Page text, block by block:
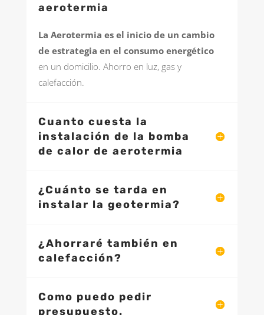
aerotermia
La Aerotermia es el inicio de un cambio
de estrategia en el consumo energético
en un domicilio. Ahorro en luz, gas y
calefacción.
Cuanto cuesta la
instalación de la bomba
de calor de aerotermia
¿Cuánto se tarda en
instalar la geotermia?
¿Ahorraré también en
calefacción?
Como puedo pedir
presupuesto.